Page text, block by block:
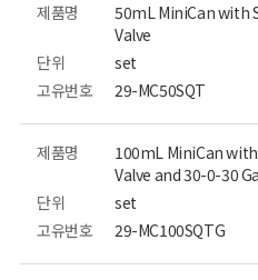
제품명
50mL MiniCan with
Valve
단위
set
고유번호
29-MC50SQT
제품명
100mL MiniCan
Valve and 30-0-30
단위
set
고유번호
29-MC100SQTG